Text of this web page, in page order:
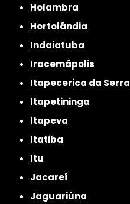
Holambra
Hortolândia
Indaiatuba
Iracemápolis
Itapecerica da Serra
Itapetininga
Itapeva
Itatiba
Itu
Jacareí
Jaguariúna